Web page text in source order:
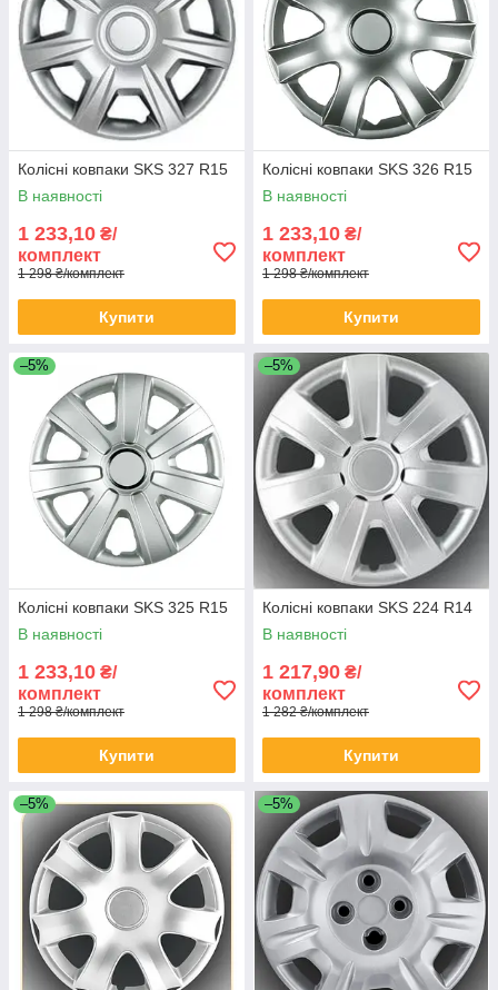
Колісні ковпаки SKS 327 R15
В наявності
1 233,10 ₴/
комплект
1 298 ₴/комплект
Купити
Колісні ковпаки SKS 326 R15
В наявності
1 233,10 ₴/
комплект
1 298 ₴/комплект
Купити
–5%
Колісні ковпаки SKS 325 R15
В наявності
1 233,10 ₴/
комплект
1 298 ₴/комплект
Купити
–5%
Колісні ковпаки SKS 224 R14
В наявності
1 217,90 ₴/
комплект
1 282 ₴/комплект
Купити
–5% –5%